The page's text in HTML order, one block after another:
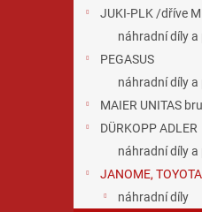
JUKI-PLK /dříve
náhradní díly
PEGASUS
náhradní díly
MAIER UNITAS
DÜRKOPP ADLER
náhradní díly
JANOME,
náhradní díly